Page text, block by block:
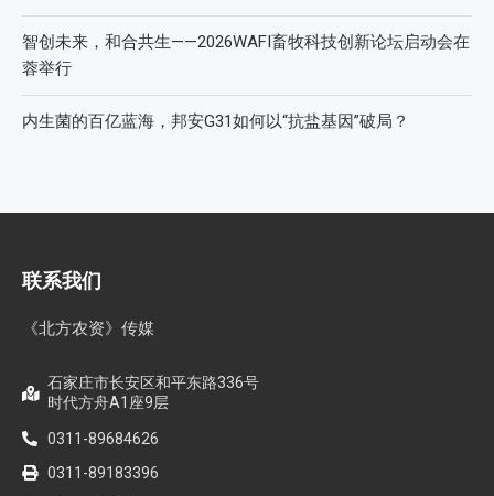
智创未来，和合共生——2026WAFI畜牧科技创新论坛启动会在
蓉举行
内生菌的百亿蓝海，邦安G31如何以“抗盐基因”破局？
联系我们
《北方农资》传媒
石家庄市长安区和平东路336号
时代方舟A1座9层
0311-89684626
0311-89183396